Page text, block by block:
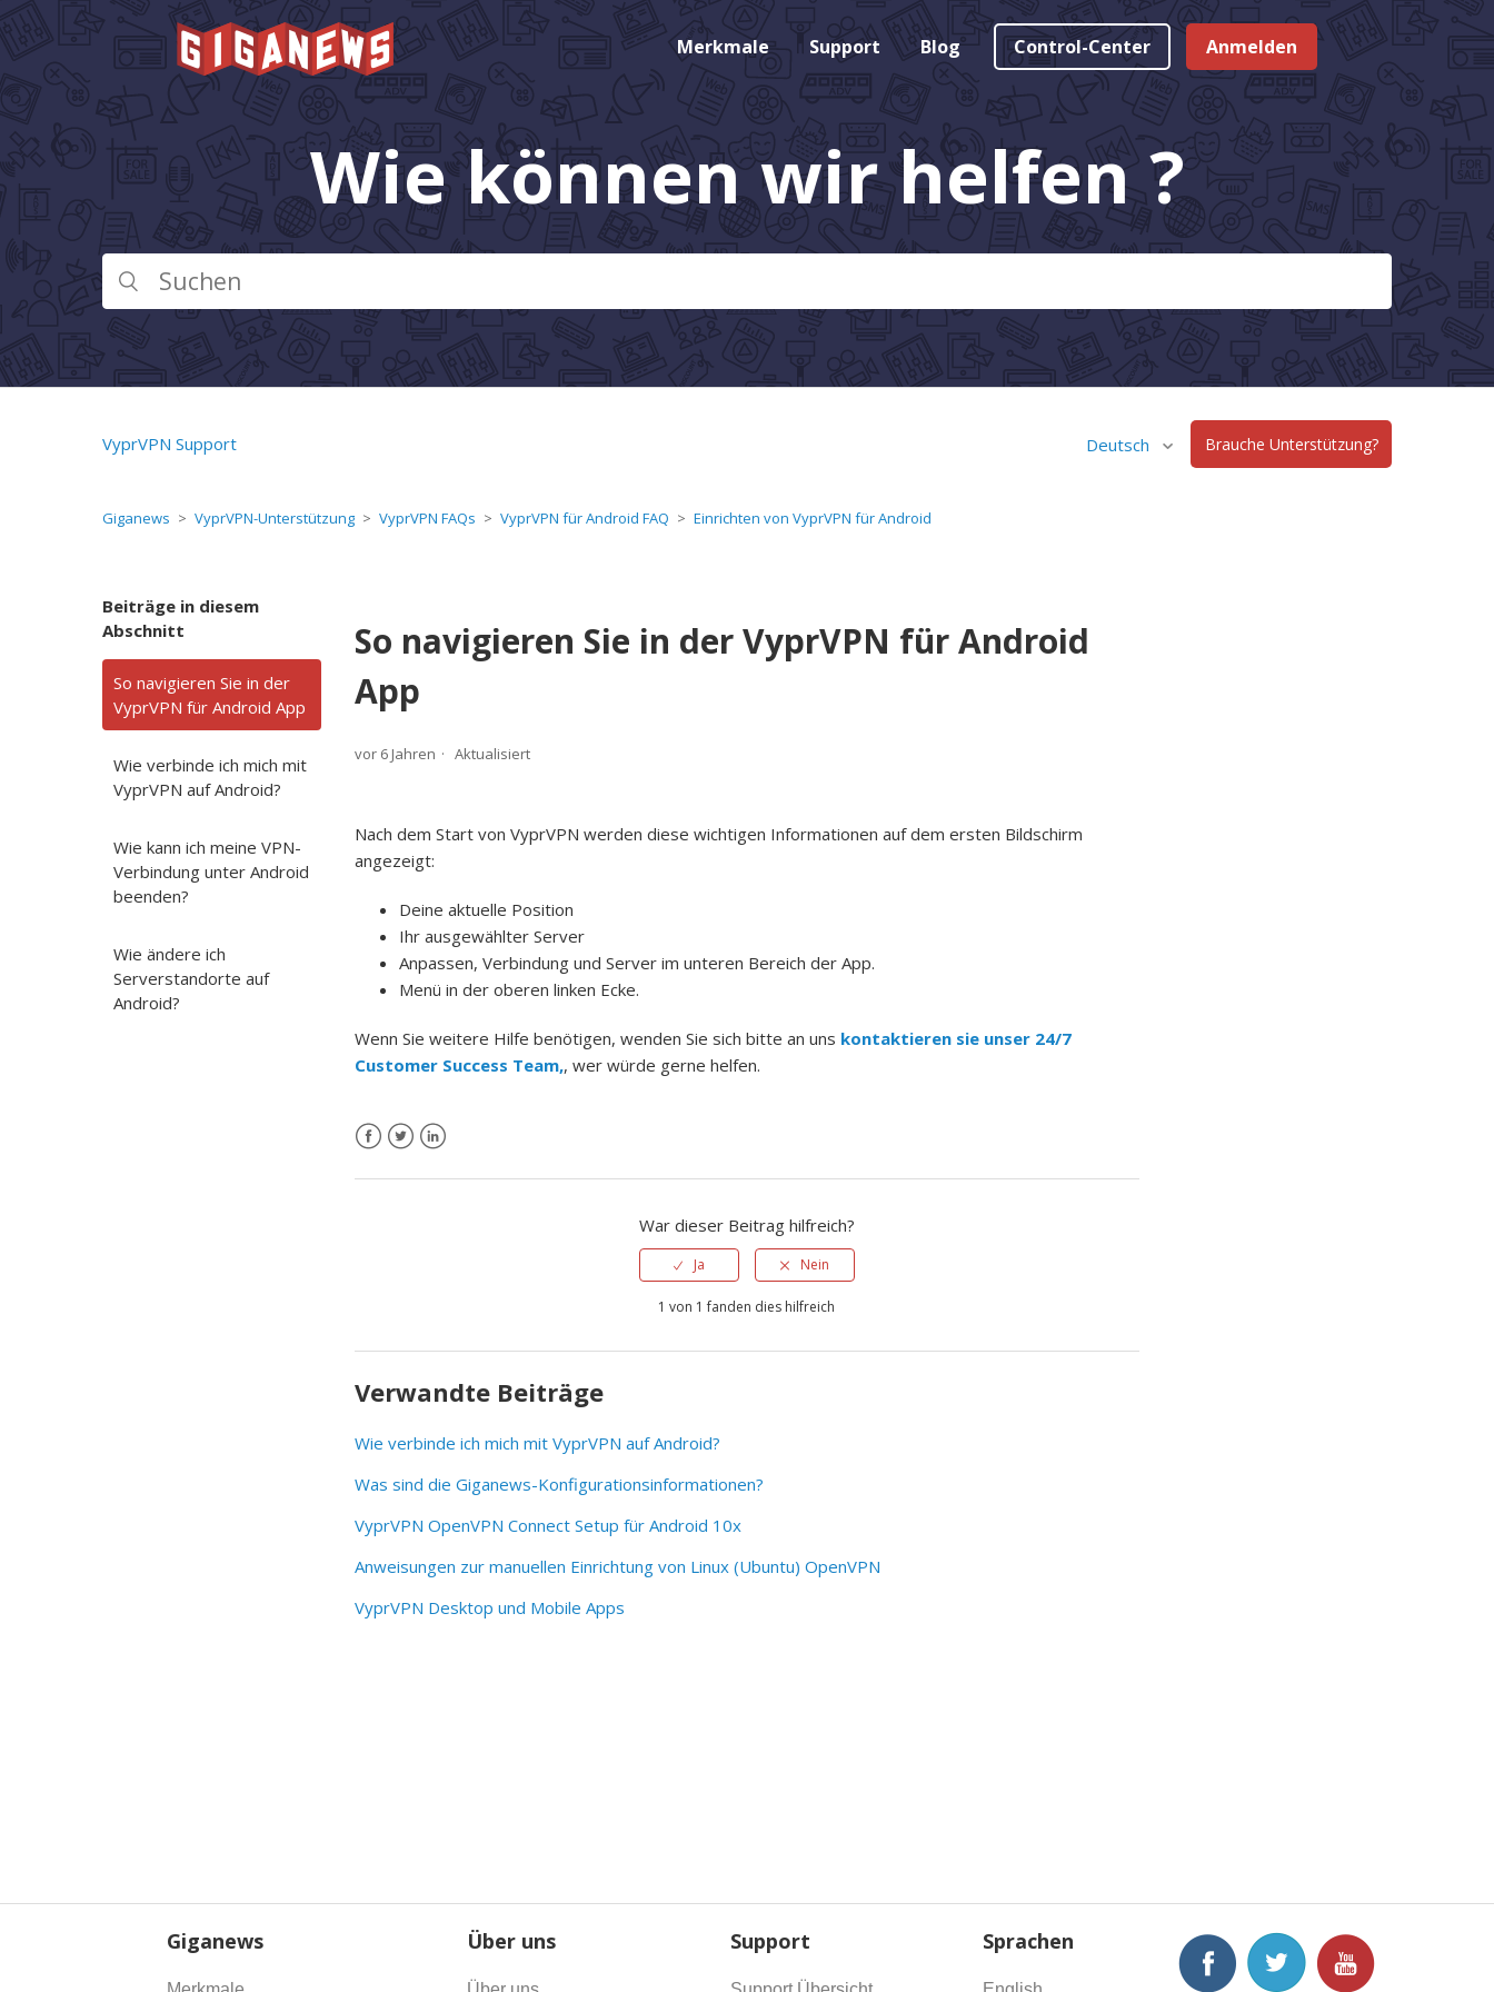
Merkmale Support Blog Control-Center Anmelden
Wie können wir helfen ?
VyprVPN Support Deutsch Brauche Unterstützung?
Giganews VyprVPN-Unterstützung VyprVPN FAQs VyprVPN für Android FAQ Einrichten von VyprVPN für Android
Beiträge in diesem
Abschnitt
So navigieren Sie in der
VyprVPN für Android App
Wie verbinde ich mich mit
VyprVPN auf Android?
Wie kann ich meine VPN-
Verbindung unter Android
beenden?
Wie ändere ich
Serverstandorte auf
Android?
So navigieren Sie in der VyprVPN für Android
App
vor 6 Jahren Aktualisiert
Nach dem Start von VyprVPN werden diese wichtigen Informationen auf dem ersten Bildschirm
angezeigt:
Deine aktuelle Position
Ihr ausgewählter Server
Anpassen, Verbindung und Server im unteren Bereich der App.
Menü in der oberen linken Ecke.
Wenn Sie weitere Hilfe benötigen, wenden Sie sich bitte an uns kontaktieren sie unser 24/7
Customer Success Team,, wer würde gerne helfen.
War dieser Beitrag hilfreich?
Ja Nein
1 von 1 fanden dies hilfreich
Verwandte Beiträge
Wie verbinde ich mich mit VyprVPN auf Android?
Was sind die Giganews-Konfigurationsinformationen?
VyprVPN OpenVPN Connect Setup für Android 10x
Anweisungen zur manuellen Einrichtung von Linux (Ubuntu) OpenVPN
VyprVPN Desktop und Mobile Apps
Giganews Über uns Support Sprachen